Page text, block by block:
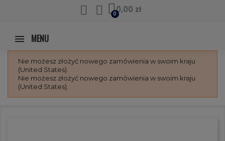
0,00 zł
MENU
Nie możesz złożyć nowego zamówienia w swoim kraju
(United States).
Nie możesz złożyć nowego zamówienia w swoim kraju
(United States).